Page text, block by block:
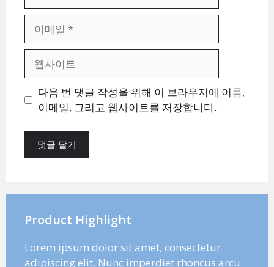
일
트
다음 번 댓글 작성을 위해 이 브라우저에 이름,
이메일, 그리고 웹사이트를 저장합니다.
Product Highlight
Lorem ipsum dolor sit amet, consectetur
adipiscing elit. Nunc imperdiet rhoncus arcu